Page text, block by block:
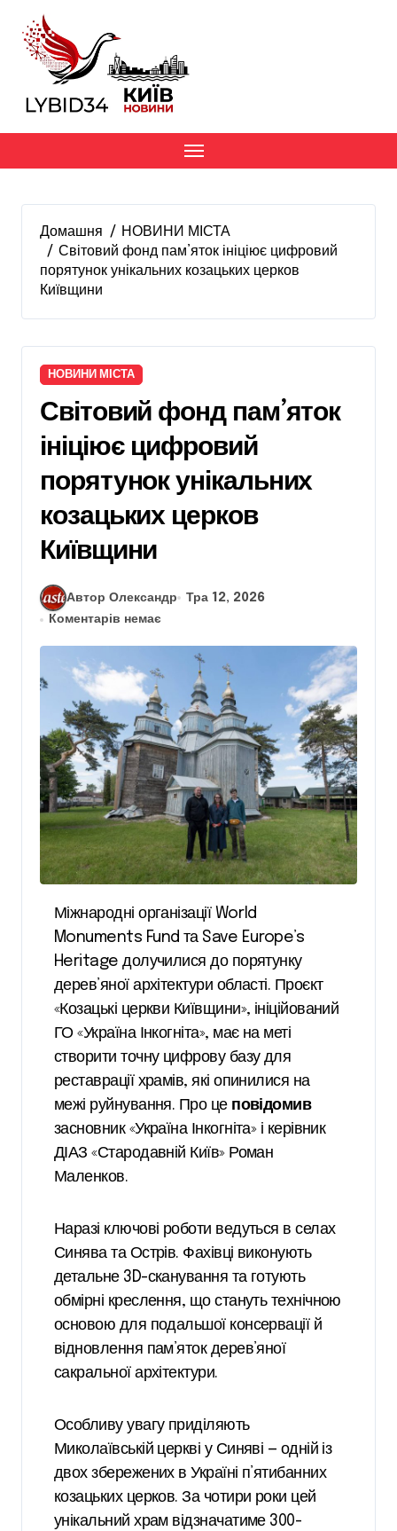
вмісту
Домашня
НОВИНИ МІСТА
Світовий фонд пам’яток ініціює цифровий
порятунок унікальних козацьких церков
Київщини
НОВИНИ МІСТА
Світовий фонд пам’яток
ініціює цифровий
порятунок унікальних
козацьких церков
Київщини
Автор Олександр
Тра 12, 2026
Коментарів немає
Міжнародні організації World
Monuments Fund та Save Europe’s
Heritage долучилися до порятунку
дерев’яної архітектури області. Проєкт
«Козацькі церкви Київщини», ініційований
ГО «Україна Інкогніта», має на меті
створити точну цифрову базу для
реставрації храмів, які опинилися на
межі руйнування. Про це повідомив
засновник «Україна Інкогніта» і керівник
ДІАЗ «Стародавній Київ» Роман
Маленков.
Наразі ключові роботи ведуться в селах
Синява та Острів. Фахівці виконують
детальне 3D-сканування та готують
обмірні креслення, що стануть технічною
основою для подальшої консервації й
відновлення пам’яток дерев’яної
сакральної архітектури.
Особливу увагу приділяють
Миколаївській церкві у Синяві — одній із
двох збережених в Україні п’ятибанних
козацьких церков. За чотири роки цей
унікальний храм відзначатиме 300-